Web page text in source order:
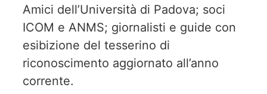
Amici dell’Università di Padova; soci
ICOM e ANMS; giornalisti e guide con
esibizione del tesserino di
riconoscimento aggiornato all’anno
corrente.